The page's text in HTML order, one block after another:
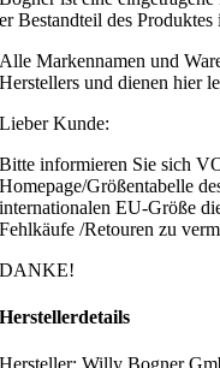
er Bestandteil des
Alle Markennamen und
Herstellers und dienen hier
Lieber Kunde:
Bitte informieren Sie sich
Homepage/Größentabelle
internationalen EU-Größe
Fehlkäufe /Retouren zu
DANKE!
Herstellerdetails